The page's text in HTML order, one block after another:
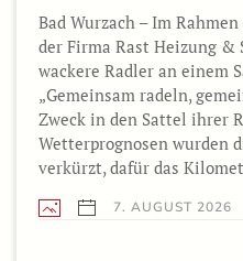
Bad Wurzach – Im
der Firma Rast Heizung &
wackere Radler an einem
„Gemeinsam radeln,
Zweck in den Sattel ihrer
Wetterprognosen wurden
verkürzt, dafür das
7. AUGUST 2026